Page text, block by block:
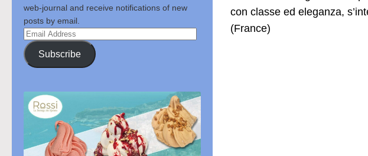
con classe ed eleganza,
(France)
web-journal and receive notifications of new
posts by email.
Email
Address
Subscribe